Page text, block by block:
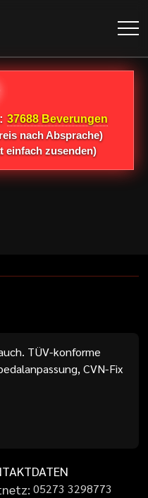
37688 Beverungen
nach Absprache)
einfach zusenden)
TÜV-konforme
CVN-Fix
05273 3298773